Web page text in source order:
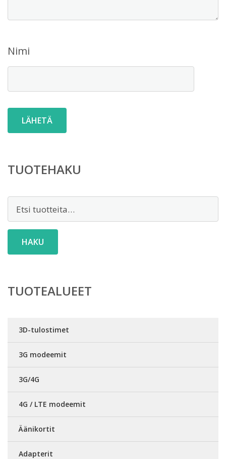
Nimi
TUOTEHAKU
HAKU
TUOTEALUEET
3D-tulostimet
3G modeemit
3G/4G
4G / LTE modeemit
Äänikortit
Adapterit